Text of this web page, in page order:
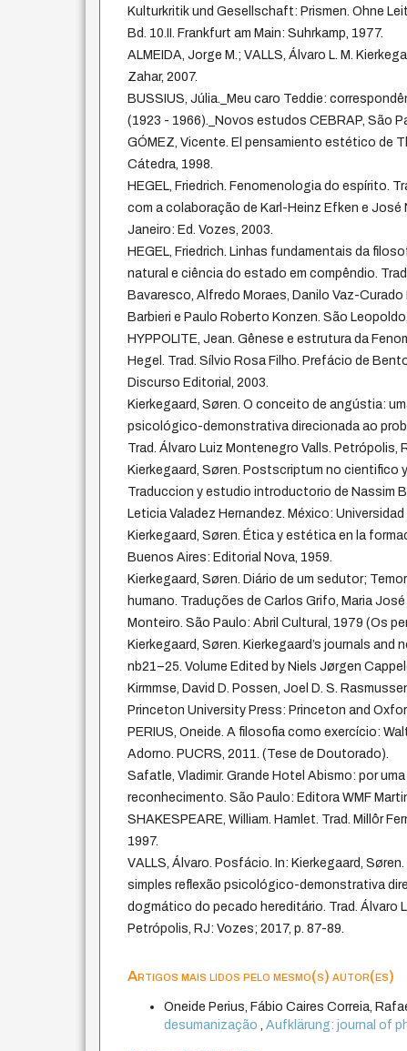
Kulturkritik und Gesellschaft: Prismen. Ohne
Bd. 10.II. Frankfurt am Main: Suhrkamp, 1977.
ALMEIDA, Jorge M.; VALLS, Álvaro L. M.
Zahar, 2007.
BUSSIUS, Júlia._Meu caro Teddie:
(1923 - 1966)._Novos estudos CEBRAP, São
GÓMEZ, Vicente. El pensamiento estético de
Cátedra, 1998.
HEGEL, Friedrich. Fenomenologia do espírito.
com a colaboração de Karl-Heinz Efken e José
Janeiro: Ed. Vozes, 2003.
HEGEL, Friedrich. Linhas fundamentais da
natural e ciência do estado em compêndio.
Bavaresco, Alfredo Moraes, Danilo Vaz-Curado
Barbieri e Paulo Roberto Konzen. São
HYPPOLITE, Jean. Gênese e estrutura da
Hegel. Trad. Sílvio Rosa Filho. Prefácio de
Discurso Editorial, 2003.
Kierkegaard, Søren. O conceito de angústia:
psicológico-demonstrativa direcionada ao
Trad. Álvaro Luiz Montenegro Valls. Petrópolis,
Kierkegaard, Søren. Postscriptum no cientifico
Traduccion y estudio introductorio de Nassim
Leticia Valadez Hernandez. México: Universidad
Kierkegaard, Søren. Ética y estética en la
Buenos Aires: Editorial Nova, 1959.
Kierkegaard, Søren. Diário de um sedutor;
humano. Traduções de Carlos Grifo, Maria
Monteiro. São Paulo: Abril Cultural, 1979 (Os
Kierkegaard, Søren. Kierkegaard’s journals and
nb21–25. Volume Edited by Niels Jørgen
Kirmmse, David D. Possen, Joel D. S.
Princeton University Press: Princeton and
PERIUS, Oneide. A filosofia como exercício:
Adorno. PUCRS, 2011. (Tese de Doutorado).
Safatle, Vladimir. Grande Hotel Abismo: por
reconhecimento. São Paulo: Editora WMF
SHAKESPEARE, William. Hamlet. Trad. Millôr
1997.
VALLS, Álvaro. Posfácio. In: Kierkegaard,
simples reflexão psicológico-demonstrativa
dogmático do pecado hereditário. Trad. Álvaro
Petrópolis, RJ: Vozes; 2017, p. 87-89.
Artigos mais lidos pelo mesmo(s) autor(es)
Oneide Perius, Fábio Caires Correia,
desumanização
,Aufklärung: journal of